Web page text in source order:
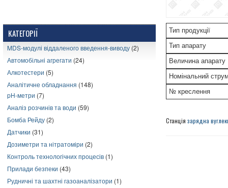
КАТЕГОРІЇ
MDS-модулі віддаленого введення-виводу (2)
Автомобільні агрегати (24)
Алкотестери (5)
Аналітичне обладнання (148)
pH-метри (7)
Аналіз розчинів та води (59)
Бомба Рейду (2)
Датчики (31)
Дозиметри та нітратоміри (2)
Контроль технологічних процесів (1)
Прилади безпеки (43)
Рудничні та шахтні газоаналізатори (1)
Тип продукції
Тип апарату
Величина апарату
Номінальний
№ креслення
Станція зарядна